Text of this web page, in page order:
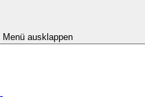
Menü ausklappen